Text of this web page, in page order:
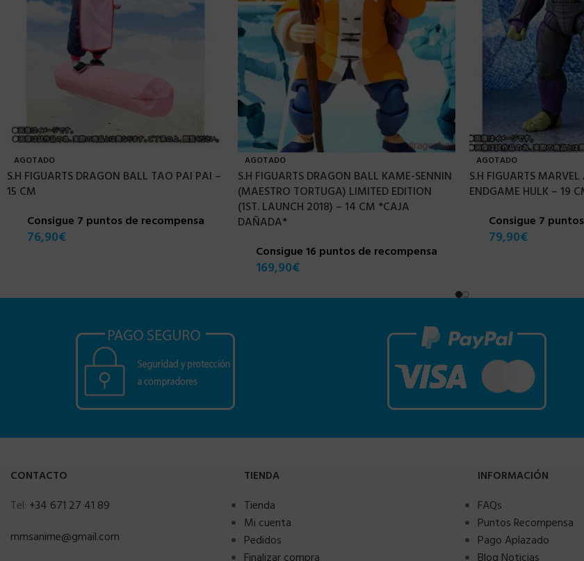
AGOTADO
S.H FIGUARTS DRAGON BALL TAO PAI PAI –
15 CM
Consigue 7 puntos de recompensa
76,90€
AGOTADO
S.H FIGUARTS DRAGON BALL KAME-SENNIN
(MAESTRO TORTUGA) LIMITED EDITION
(1ST. LAUNCH 2018) – 14 CM *CAJA
DAÑADA*
Consigue 16 puntos de recompensa
169,90€
AGOTADO
S.H FIGUARTS MARVEL
ENDGAME HULK – 19
Consigue 7
79,90€
CONTACTO
Tel: +34 671 27 41 89
mmsanime@gmail.com
TIENDA
Tienda
Mi cuenta
Pedidos
INFORMACIÓN
FAQs
Puntos Recompensa
Pago Aplazado